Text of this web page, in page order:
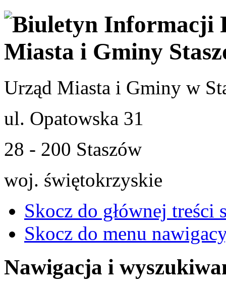
Urząd Miasta i Gminy w
ul. Opatowska 31
28 - 200 Staszów
woj. świętokrzyskie
Skocz do głównej treści
Skocz do menu
Nawigacja i